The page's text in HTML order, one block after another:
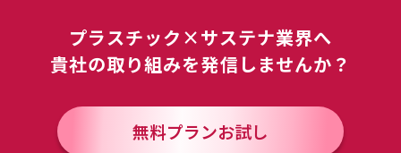
プラスチック×サステナ業界へ
貴社の取り組みを発信しませんか？
無料プランお試し